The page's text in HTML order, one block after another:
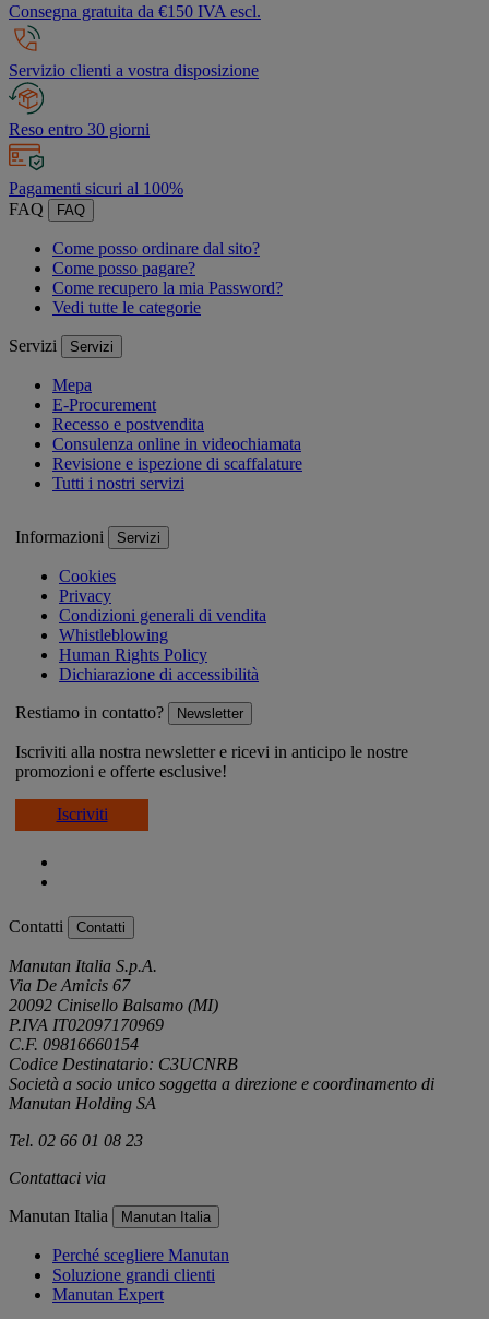
Consegna gratuita da €150 IVA escl.
Servizio clienti a vostra disposizione
Reso entro 30 giorni
Pagamenti sicuri al 100%
FAQ
FAQ
Come posso ordinare dal sito?
Come posso pagare?
Come recupero la mia Password?
Vedi tutte le categorie
Servizi Servizi
Mepa
E-Procurement
Recesso e postvendita
Consulenza online in videochiamata
Revisione e ispezione di scaffalature
Tutti i nostri servizi
Informazioni Servizi
Cookies
Privacy
Condizioni generali di vendita
Whistleblowing
Human Rights Policy
Dichiarazione di accessibilità
Restiamo in contatto? Newsletter
Iscriviti alla nostra newsletter e ricevi in anticipo le nostre
promozioni e offerte esclusive!
Iscriviti
Contatti Contatti
Manutan Italia S.p.A.
Via De Amicis 67
20092 Cinisello Balsamo (MI)
P.IVA IT02097170969
C.F. 09816660154
Codice Destinatario: C3UCNRB
Società a socio unico soggetta a direzione e coordinamento di
Manutan Holding SA
Tel. 02 66 01 08 23
Contattaci via
Manutan Italia Manutan Italia
Perché scegliere Manutan
Soluzione grandi clienti
Manutan Expert